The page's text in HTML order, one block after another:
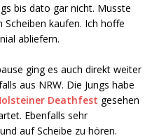
bis dato gar nicht. Musste
kaufen. Ich hoffe
abliefern.
ging es auch direkt weiter
aus NRW. Die Jungs habe
Deathfest gesehen
Ebenfalls sehr
auf Scheibe zu hören.